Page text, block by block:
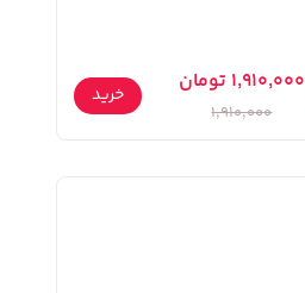
1,910,000 تومان
1,910,000
خرید